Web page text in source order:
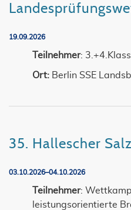
19.09.2026
Teilnehmer:
Ort: Berlin SSE
35. Hallescher
03.10.2026–04.10.2026
Teilnehmer:
leistungsorientierte